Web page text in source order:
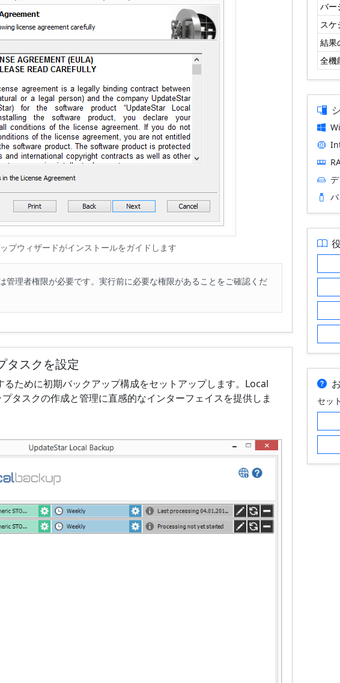
プウィザードがインストールをガイドします
管理者権限が必要です。実行前に必要な権限があることをご確認くだ
タスクを設定
るために初期バックアップ構成をセットアップします。Local
タスクの作成と管理に直感的なインターフェイスを提供しま
バー
スケ
結果
全機
セッ